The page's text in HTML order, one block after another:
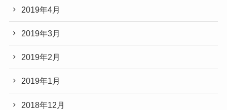
2019年4月
2019年3月
2019年2月
2019年1月
2018年12月